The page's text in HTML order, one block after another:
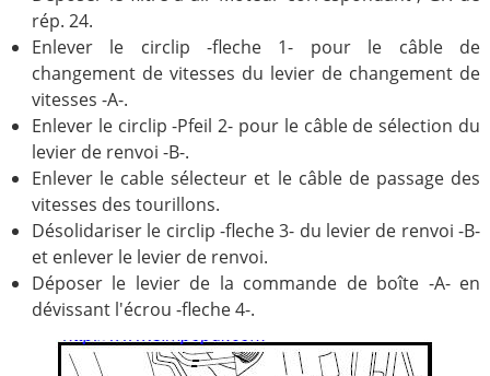
rép. 24.
Enlever le circlip -fleche 1- pour le câble de
changement de vitesses du levier de changement de
vitesses -A-.
Enlever le circlip -Pfeil 2- pour le câble de sélection du
levier de renvoi -B-.
Enlever le cable sélecteur et le câble de passage des
vitesses des tourillons.
Désolidariser le circlip -fleche 3- du levier de renvoi -B-
et enlever le levier de renvoi.
Déposer le levier de la commande de boîte -A- en
dévissant l'écrou -fleche 4-.